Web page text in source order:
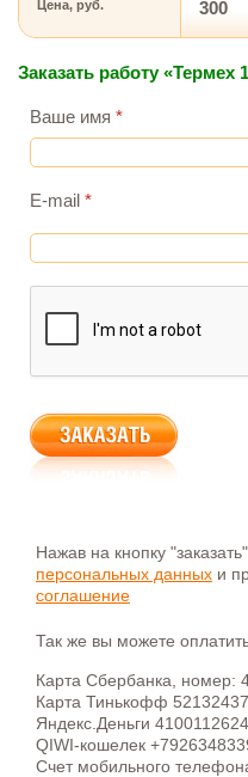
Цена, руб. 300
Заказать работу «Термех
Ваше имя *
E-mail *
Нажав на кнопку
персональных данных и
соглашение
Так же вы можете
Карта Сбербанка, номер:
Карта Тинькофф
Яндекс.Деньги
QIWI-кошелек
Счет мобильного